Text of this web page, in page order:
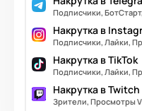
Подписчики,
Накрутка в
Подписчики, Лайки,
Накрутка в TikTok
Подписчики, Лайки,
Накрутка в Twitch
Зрители, Просмотры